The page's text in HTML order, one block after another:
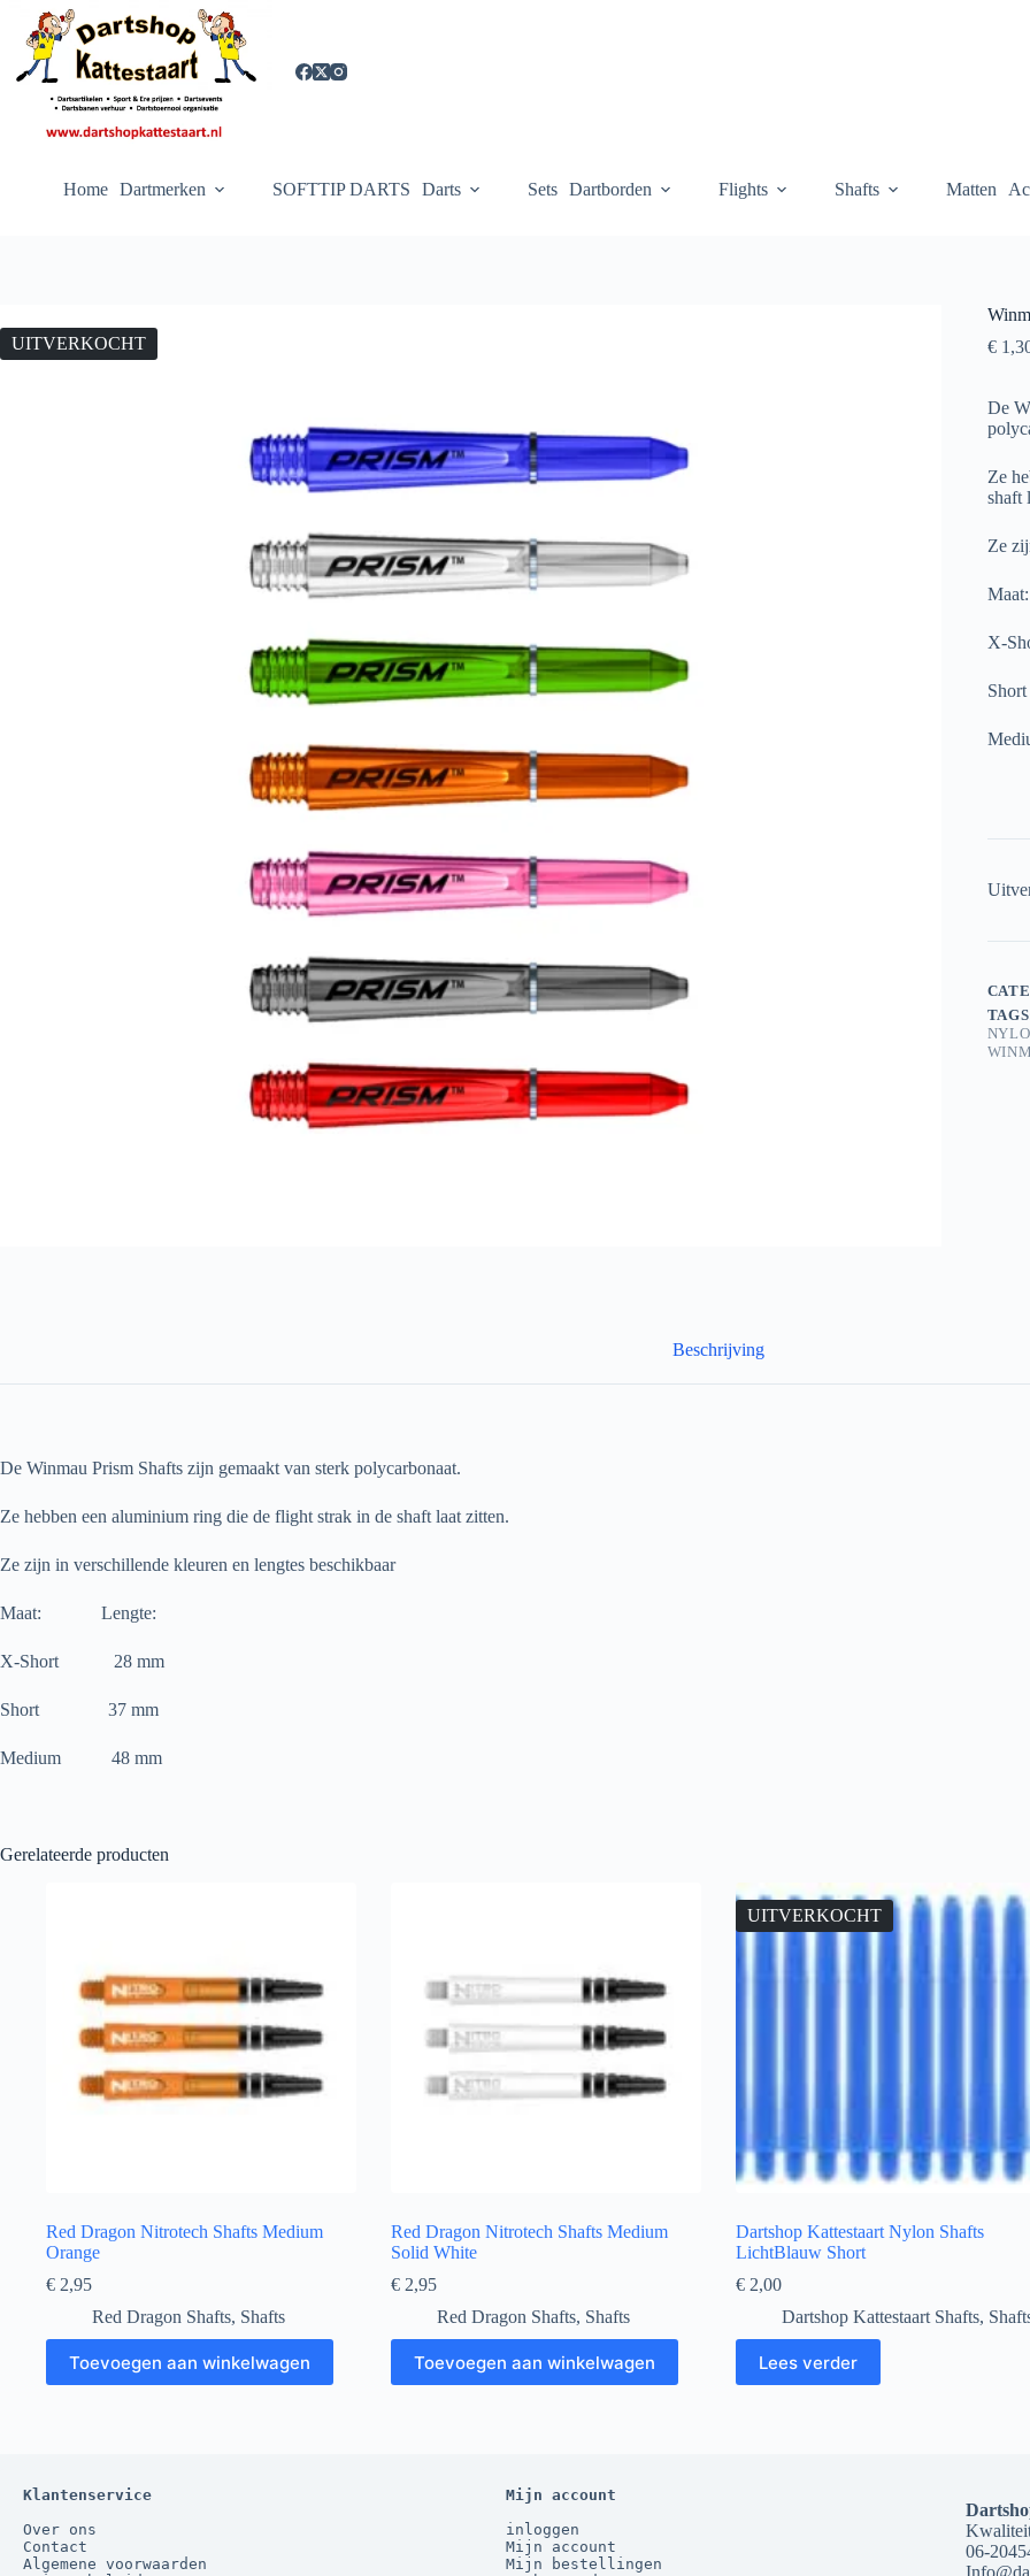
inhoud
Home Dartmerken SOFTTIP DARTS Darts Sets Dartborden Flights Shafts Matten
UITVERKOCHT
€
De
Ze
shaft
Ze
X-
Beschrijving
De Winmau Prism Shafts zijn gemaakt van sterk polycarbonaat.
Ze hebben een aluminium ring die de flight strak in de shaft laat zitten.
Ze zijn in verschillende kleuren en lengtes beschikbaar
Maat: Lengte:
X-Short 28 mm
Short 37 mm
Medium 48 mm
Gerelateerde producten
Red Dragon Nitrotech Shafts Medium
Orange
€ 2,95
Red Dragon Shafts, Shafts
Toevoegen aan winkelwagen
Red Dragon Nitrotech Shafts Medium
Solid White
€2,95
Red Dragon Shafts, Shafts
Toevoegen aan winkelwagen
UITVERKOCHT
Dartshop Kattestaart Nylon Shafts
LichtBlauw Short
€2,00
Dartshop Kattestaart Shafts,
Lees verder
Klantenservice
Over ons
Contact
Algemene voorwaarden
Mijn account
inloggen
Mijn account
Mijn bestellingen
06-